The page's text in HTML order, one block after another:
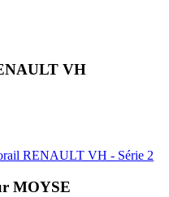
VH
RENAULT VH - Série 2
MOYSE